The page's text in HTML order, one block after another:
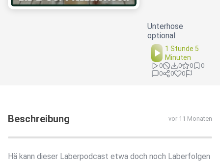
Unterhose
optional
1 Stunde 5
Minuten
0 0 0
0
0
0 0
Beschreibung vor 11 Monaten
Hä kann dieser Laberpodcast etwa doch noch Laberfolgen